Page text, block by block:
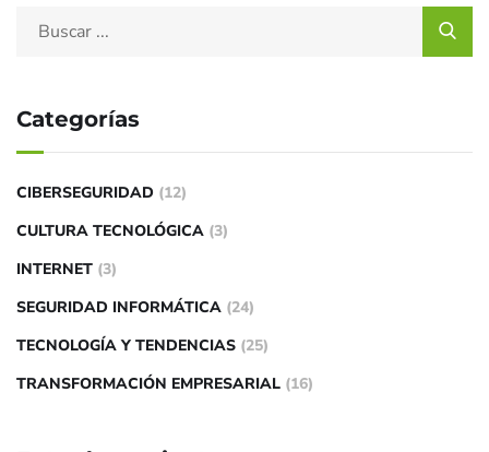
Categorías
CIBERSEGURIDAD (12)
CULTURA TECNOLÓGICA (3)
INTERNET (3)
SEGURIDAD INFORMÁTICA (24)
TECNOLOGÍA Y TENDENCIAS (25)
TRANSFORMACIÓN EMPRESARIAL (16)